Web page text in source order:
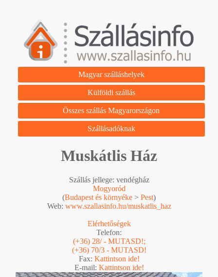
Magyar szálláshelyek
Külföldi szállás
Összes szállás Magyarországon
Szállásadóknak
Muskátlis Ház
Szállás jellege: vendégház
Mogyoród
(Budapest és környéke > Pest)
Web: www.szallasinfo.hu/muskatlis_haz
Elérhetőségek
Telefon:
(+36) 28/ - MUTASD!;
(+36) 70/3 - MUTASD!
Fax: Kattintson ide!
E-mail: Kattintson ide!